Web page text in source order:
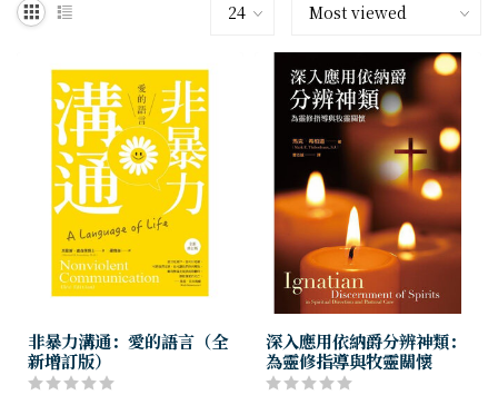
非暴力溝通：愛的語言（全
新增訂版）
深入應用依納爵分辨神類：
為靈修指導與牧靈關懷